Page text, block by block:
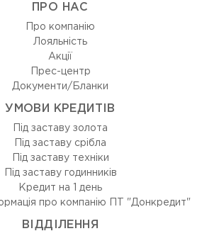
ПРО НАС
Про компанію
Лояльність
Акції
Прес-центр
Документи/Бланки
УМОВИ КРЕДИТІВ
Під заставу золота
Під заставу срібла
Під заставу техніки
Під заставу годинників
Кредит на 1 день
про компанію ПТ "Донкредит"
ВIДДIЛЕННЯ